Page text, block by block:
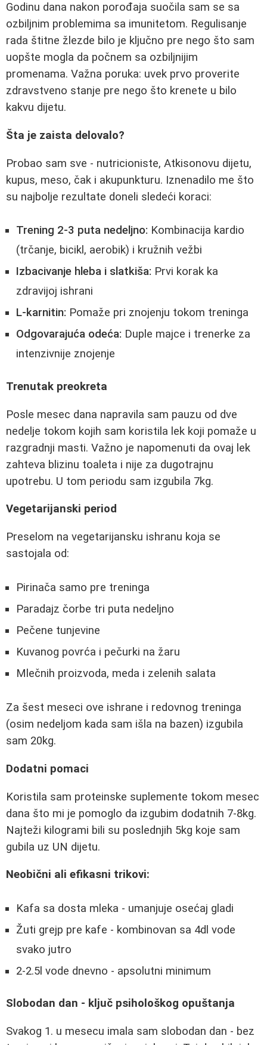
Godinu dana nakon porođaja suočila sam se sa
ozbiljnim problemima sa imunitetom. Regulisanje
rada štitne žlezde bilo je ključno pre nego što sam
uopšte mogla da počnem sa ozbiljnijim
promenama. Važna poruka: uvek prvo proverite
zdravstveno stanje pre nego što krenete u bilo
kakvu dijetu.
Šta je zaista delovalo?
Probao sam sve - nutricioniste, Atkisonovu dijetu,
kupus, meso, čak i akupunkturu. Iznenadilo me što
su najbolje rezultate doneli sledeći koraci:
Trening 2-3 puta nedeljno: Kombinacija kardio
(trčanje, bicikl, aerobik) i kružnih vežbi
Izbacivanje hleba i slatkiša: Prvi korak ka
zdravijoj ishrani
L-karnitin: Pomaže pri znojenju tokom treninga
Odgovarajuća odeća: Duple majce i trenerke za
intenzivnije znojenje
Trenutak preokreta
Posle mesec dana napravila sam pauzu od dve
nedelje tokom kojih sam koristila lek koji pomaže u
razgradnji masti. Važno je napomenuti da ovaj lek
zahteva blizinu toaleta i nije za dugotrajnu
upotrebu. U tom periodu sam izgubila 7kg.
Vegetarijanski period
Preselom na vegetarijansku ishranu koja se
sastojala od:
Pirinača samo pre treninga
Paradajz čorbe tri puta nedeljno
Pečene tunjevine
Kuvanog povrća i pečurki na žaru
Mlečnih proizvoda, meda i zelenih salata
Za šest meseci ove ishrane i redovnog treninga
(osim nedeljom kada sam išla na bazen) izgubila
sam 20kg.
Dodatni pomaci
Koristila sam proteinske suplemente tokom mesec
dana što mi je pomoglo da izgubim dodatnih 7-8kg.
Najteži kilogrami bili su poslednjih 5kg koje sam
gubila uz UN dijetu.
Neobični ali efikasni trikovi:
Kafa sa dosta mleka - umanjuje osećaj gladi
Žuti grejp pre kafe - kombinovan sa 4dl vode
svako jutro
2-2.5l vode dnevno - apsolutni minimum
Slobodan dan - ključ psihološkog opuštanja
Svakog 1. u mesecu imala sam slobodan dan - bez